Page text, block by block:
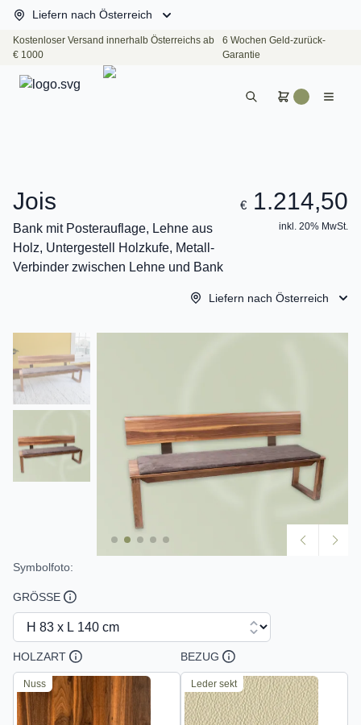
Liefern nach Österreich
Kostenloser Versand innerhalb Österreichs ab
€ 1000
6 Wochen Geld-zurück-
Garantie
Jois
Bank mit Posterauflage, Lehne aus
Holz, Untergestell Holzkufe, Metall-
Verbinder zwischen Lehne und Bank
€ 1.214,50
inkl. 20% MwSt.
Liefern nach Österreich
Symbolfoto:
GRÖSSE
HOLZART
Nuss
BEZUG
Leder sekt